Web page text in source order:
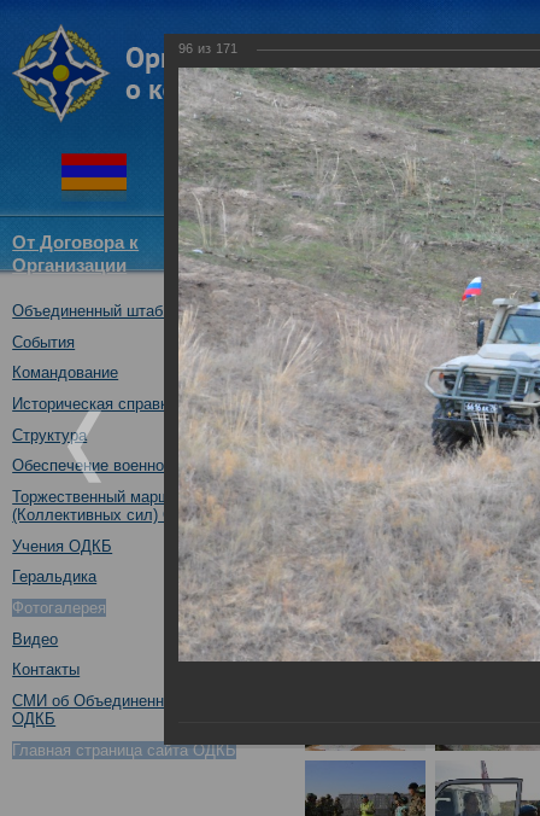
От Договора к
Организации
Структура
ОДКБ
Новости
Объединенный штаб ОДКБ
События
Командование
Историческая справка
Структура
Обеспечение военной безопасности
Торжественный марш Войск
(Коллективных сил) ОДКБ
Учения ОДКБ
Геральдика
Фотогалерея
Видео
Контакты
СМИ об Объединенном штабе
ОДКБ
Главная страница сайта ОДКБ
Совместное учение
17.10.2017
96 из 171